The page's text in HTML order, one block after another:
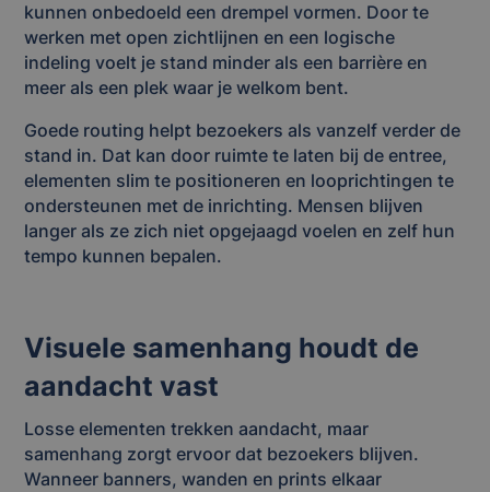
kunnen onbedoeld een drempel vormen. Door te
werken met open zichtlijnen en een logische
indeling voelt je stand minder als een barrière en
meer als een plek waar je welkom bent.
Goede routing helpt bezoekers als vanzelf verder de
stand in. Dat kan door ruimte te laten bij de entree,
elementen slim te positioneren en looprichtingen te
ondersteunen met de inrichting. Mensen blijven
langer als ze zich niet opgejaagd voelen en zelf hun
tempo kunnen bepalen.
Visuele samenhang houdt de
aandacht vast
Losse elementen trekken aandacht, maar
samenhang zorgt ervoor dat bezoekers blijven.
Wanneer banners, wanden en prints elkaar